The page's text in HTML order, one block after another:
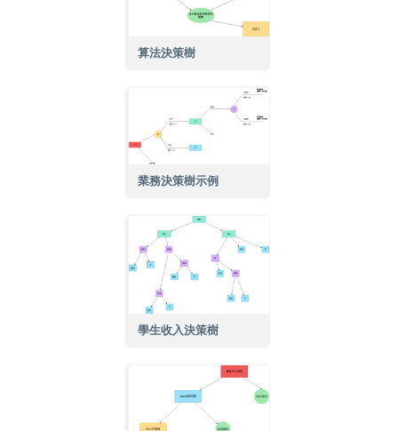
算法決策樹
業務決策樹示例
學生收入決策樹